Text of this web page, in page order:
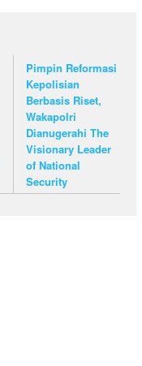
Pimpin Reformasi
Kepolisian
Berbasis Riset,
Wakapolri
Dianugerahi The
Visionary Leader
of National
Security